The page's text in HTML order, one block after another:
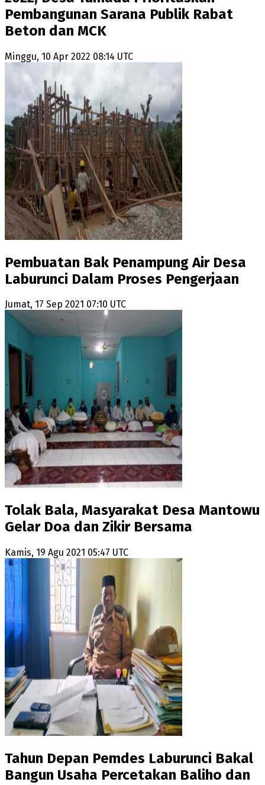
Pembangunan Sarana Publik Rabat
Beton dan MCK
Minggu, 10 Apr 2022 08:14 UTC
Pembuatan Bak Penampung Air Desa
Laburunci Dalam Proses Pengerjaan
Jumat, 17 Sep 2021 07:10 UTC
Tolak Bala, Masyarakat Desa Mantowu
Gelar Doa dan Zikir Bersama
Kamis, 19 Agu 2021 05:47 UTC
Tahun Depan Pemdes Laburunci Bakal
Bangun Usaha Percetakan Baliho dan